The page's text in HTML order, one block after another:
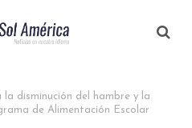
disminución del hambre y la
de Alimentación Escolar